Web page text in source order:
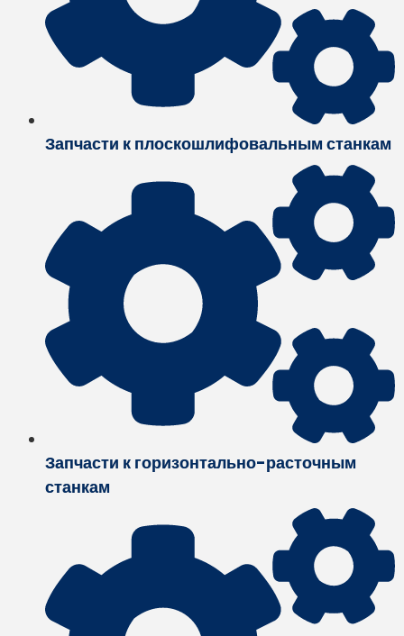
Запчасти к плоскошлифовальным станкам
Запчасти к горизонтально-расточным
станкам